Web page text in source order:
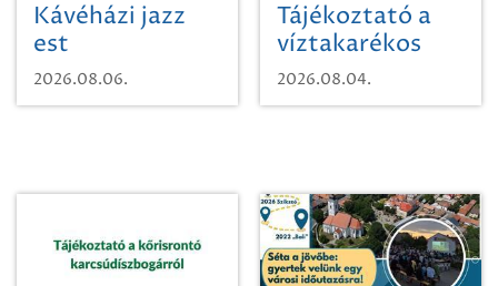
Kávéházi jazz
est
2026.08.06.
Tájékoztató a
víztakarékos
vízhasználatról
2026.08.04.